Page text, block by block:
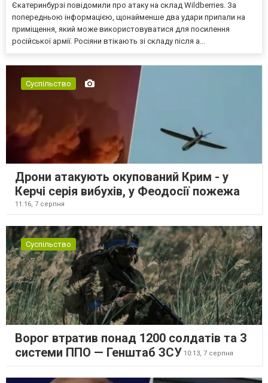
Єкатеринбурзі повідомили про атаку на склад Wildberries. За
попередньою інформацією, щонайменше два удари припали на
приміщення, який може використовуватися для посилення
російської армії. Росіяни втікають зі складу після а...
Суспільство
Дрони атакують окупований Крим - у
Керчі серія вибухів, у Феодосії пожежа
11:16, 7 серпня
Суспільство
Ворог втратив понад 1200 солдатів та 3
системи ППО — Генштаб ЗСУ 10:13, 7 серпня